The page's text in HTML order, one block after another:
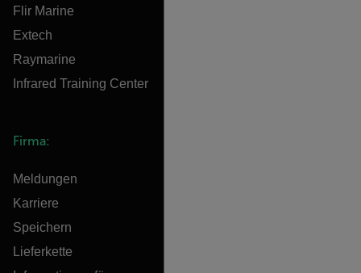
Flir Marine
Extech
Raymarine
Infrared Training Center
Firma:
Meldungen
Karriere
Speichern
Lieferkette